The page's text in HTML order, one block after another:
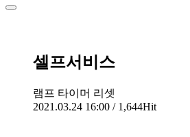
셀프서비스
램프 타이머 리셋
2021.03.24 16:00 / 1,644Hit